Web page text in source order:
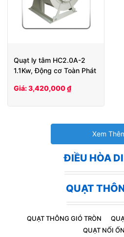
Quạt ly tâm HC2.0A-2
1.1Kw, Động cơ Toàn Phát
Giá: 3,420,000 ₫
Xem
ĐIỀU HÒA
QUẠT
QUẠT THÔNG GIÓ TRÒN
QUẠT NỐI